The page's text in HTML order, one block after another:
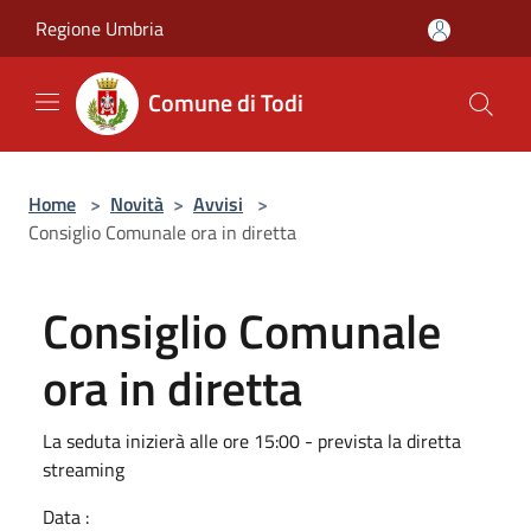
Regione Umbria
Comune di Todi
Home > Novità > Avvisi >
Consiglio Comunale ora in diretta
Consiglio Comunale
ora in diretta
La seduta inizierà alle ore 15:00 - prevista la diretta
streaming
Data :